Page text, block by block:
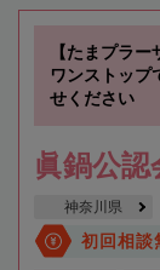
【たまプラ
ワンストップ
せください
眞鍋公
神奈川県
初回相談